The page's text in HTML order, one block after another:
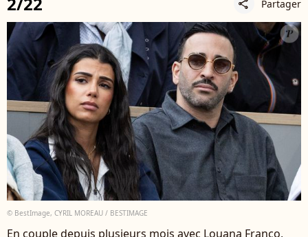
share Partager
© BestImage, CYRIL MOREAU / BESTIMAGE
En couple depuis plusieurs mois avec Louana Franco,